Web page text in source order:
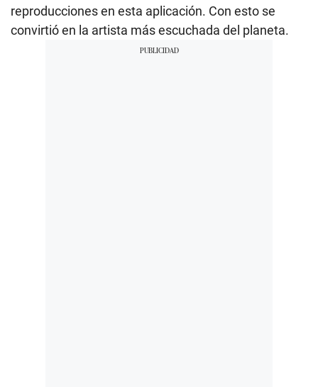
reproducciones en esta aplicación. Con esto se
convirtió en la artista más escuchada del planeta.